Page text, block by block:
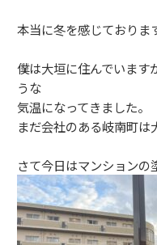
本当に冬を感じておりま
僕は大垣に住んでいます
うな
気温になってきました。
まだ会社のある岐南町は
さて今日はマンションの